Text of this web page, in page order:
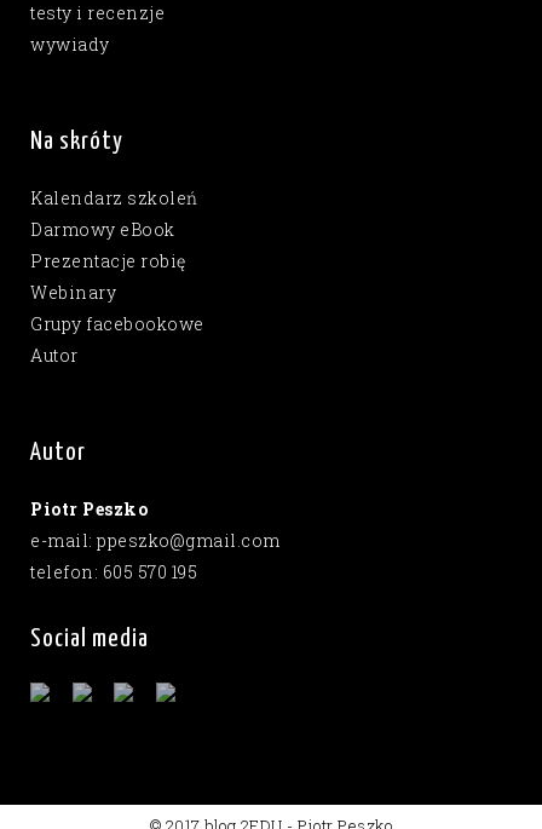
testy i recenzje
wywiady
Na skróty
Kalendarz szkoleń
Darmowy eBook
Prezentacje robię
Webinary
Grupy facebookowe
Autor
Autor
Piotr Peszko
e-mail: ppeszko@gmail.com
telefon: 605 570 195
Social media